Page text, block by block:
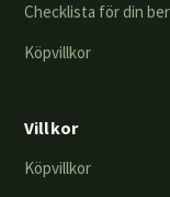
Checklista för din
Köpvillkor
Villkor
Köpvillkor